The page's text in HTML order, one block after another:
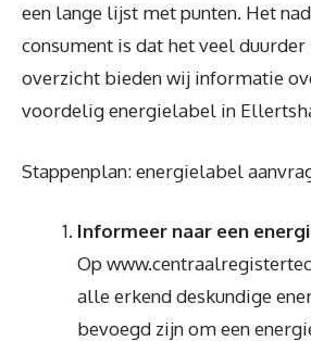
een lange lijst met punten. Het
consument is dat het veel
overzicht bieden wij informatie
voordelig energielabel in
Stappenplan: energielabel
Informeer naar een
Op
alle erkend deskundige
bevoegd zijn om een